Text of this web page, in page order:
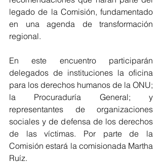
legado de la Comisión, fundamentado
en una agenda de transformación
regional.
En este encuentro participarán
delegados de instituciones la oficina
para los derechos humanos de la ONU;
la Procuraduría General; y
representantes de organizaciones
sociales y de defensa de los derechos
de las víctimas. Por parte de la
Comisión estará la comisionada Martha
Ruíz.